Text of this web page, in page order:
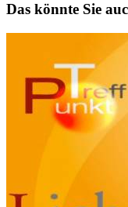
Das könnte Sie